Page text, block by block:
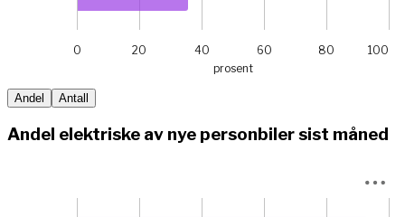
prosent
0 20 40 60 80 100
End of interactive chart.
Andel Antall
Andel elektriske av nye personbiler sist måned